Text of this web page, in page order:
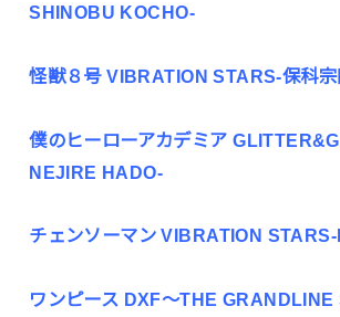
SHINOBU KOCHO-
怪獣８号 VIBRATION STARS-保科宗
僕のヒーローアカデミア
NEJIRE HADO-
チェンソーマン VIBRATION
ワンピース DXF～THE GRANDLINE